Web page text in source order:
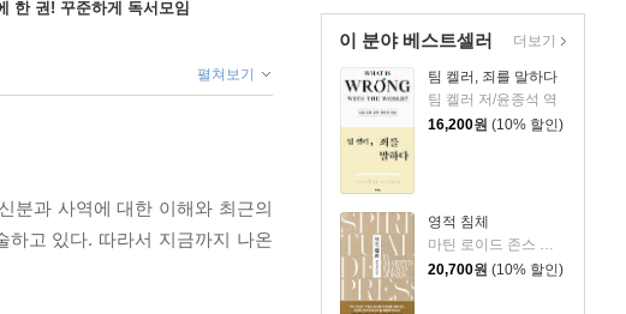
이 분야 베스트셀러
팀 켈러, 죄를 말하다
팀 켈러 저/윤종석 역
16,200원 (10% 할인)
영적 침체
마틴 로이드 존스 저/정상윤 역
20,700원 (10% 할인)
더보기
한 권! 꾸준하게 독서모임
펼쳐보기
분과 사역에 대한 이해와 최근의
고 있다. 따라서 지금까지 나온